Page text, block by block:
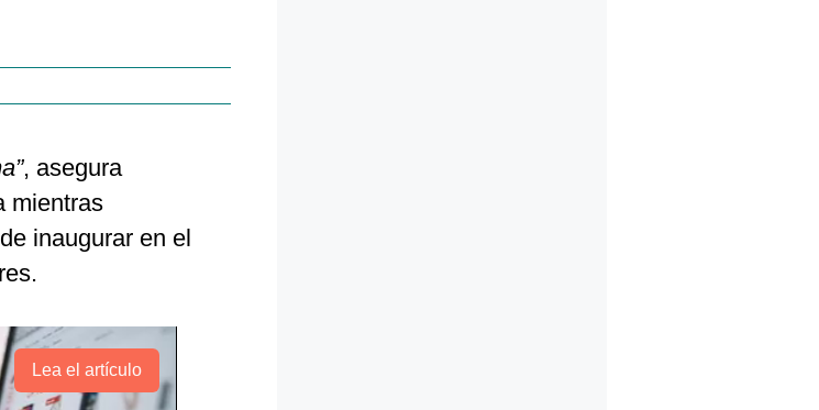
, asegura
mientras
inaugurar en el
Lea el artículo